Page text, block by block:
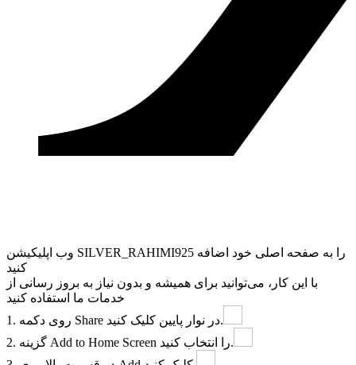
وب ‌اپلیکیشن SILVER_RAHIMI925 را به صفحه اصلی خود اضافه
کنید
با این کار، می‌توانید برای همیشه و بدون نیاز به بروز ‌رسانی از
خدمات ما استفاده کنید
Share
در نوار پایین کلیک کنید.
Add to Home Screen
را انتخاب کنید.